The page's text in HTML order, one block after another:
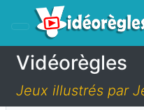
Vidéorègles
Jeux illustrés par